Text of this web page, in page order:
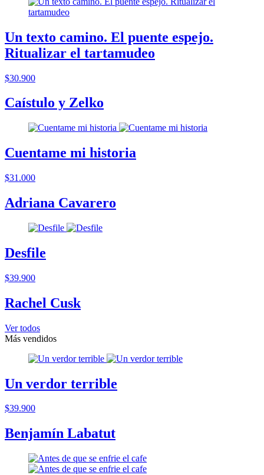
Un texto camino. El puente espejo.
Ritualizar el tartamudeo
$30.900
Caístulo y Zelko
Cuentame mi historia
$31.000
Adriana Cavarero
Desfile
$39.900
Rachel Cusk
Ver todos
Más vendidos
Un verdor terrible
$39.900
Benjamín Labatut